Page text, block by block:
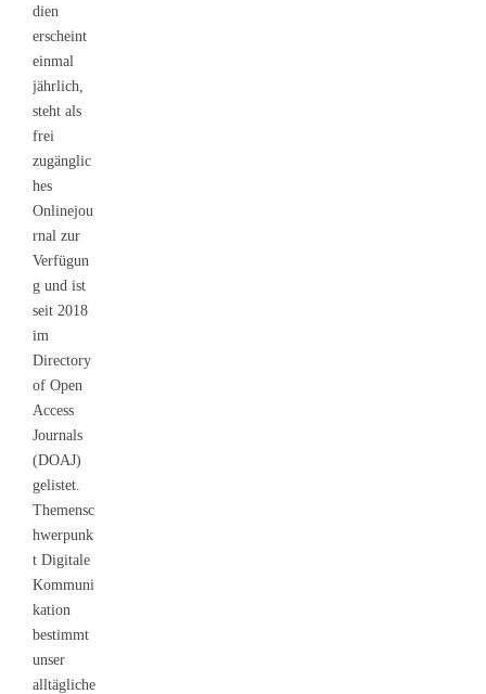
dien
erscheint
einmal
jährlich,
steht als
frei
zugänglic
hes
Onlinejou
rnal zur
Verfügun
g und ist
seit 2018
im
Directory
of Open
Access
Journals
(DOAJ)
gelistet.
Themensc
hwerpunk
t Digitale
Kommuni
kation
bestimmt
unser
alltägliche